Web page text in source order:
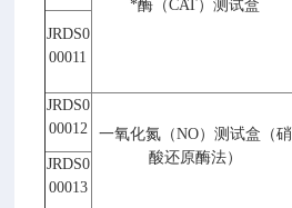
*酶（CAT）测试盒
JRDS0
00011
JRDS0
00012
一氧化氮（NO）测试盒（硝
酸还原酶法）
JRDS0
00013